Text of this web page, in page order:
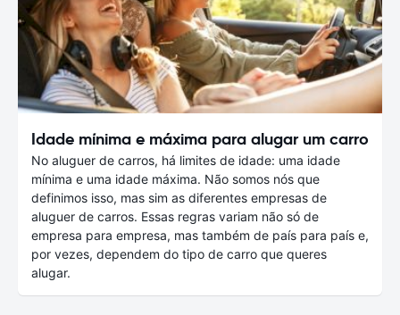
Idade mínima e máxima para alugar um carro
No aluguer de carros, há limites de idade: uma idade
mínima e uma idade máxima. Não somos nós que
definimos isso, mas sim as diferentes empresas de
aluguer de carros. Essas regras variam não só de
empresa para empresa, mas também de país para país e,
por vezes, dependem do tipo de carro que queres
alugar.